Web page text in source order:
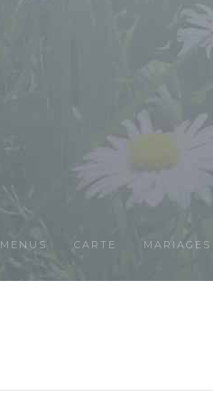
MENUS CARTE MARIAGES